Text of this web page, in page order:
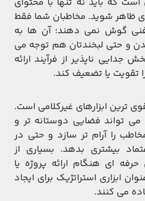
ظاهر شوید. مخاطبان شما فقط
فنی گوش نمی ‌دهند؛ آن ‌ها به
و حتی لبخندتان هم توجه می‌
جدایی ‌ناپذیر از فرآیند ارائه
تقویت یا تضعیف کند.
‌ترین ابزارهای غیرکلامی است.
‌تواند فضایی دوستانه ‌تر و
را آرام ‌تر سازد و حتی در
بیشتری بدهد. بسیاری از
‌ای هنگام ارائه پروژه یا
ابزاری استراتژیک برای ایجاد
می ‌کنند.